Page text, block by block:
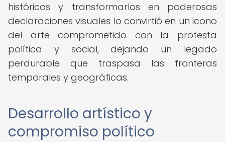
históricos y transformarlos en poderosas
declaraciones visuales lo convirtió en un icono
del arte comprometido con la protesta
política y social, dejando un legado
perdurable que traspasa las fronteras
temporales y geográficas.
Desarrollo artístico y
compromiso político